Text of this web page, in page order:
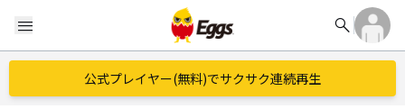
menu search
公式プレイヤー(無料)でサクサク連続再生